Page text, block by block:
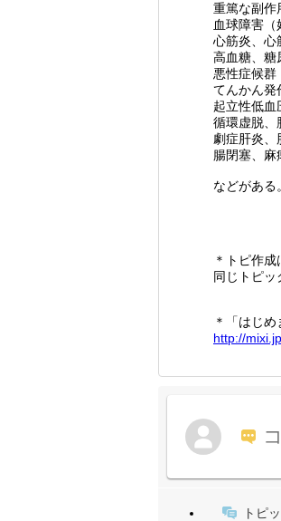
重篤な副作
血球障害（
心筋炎、心
高血糖、糖
悪性症候群
てんかん発
起立性低血
循環虚脱、
劇症肝炎、
腸閉塞、麻
などがある。
＊トピ作成
同じトピッ
＊「はじ
http://mixi.jp
トピ